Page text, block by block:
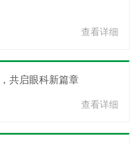
查看详细
共启眼科新篇章
查看详细